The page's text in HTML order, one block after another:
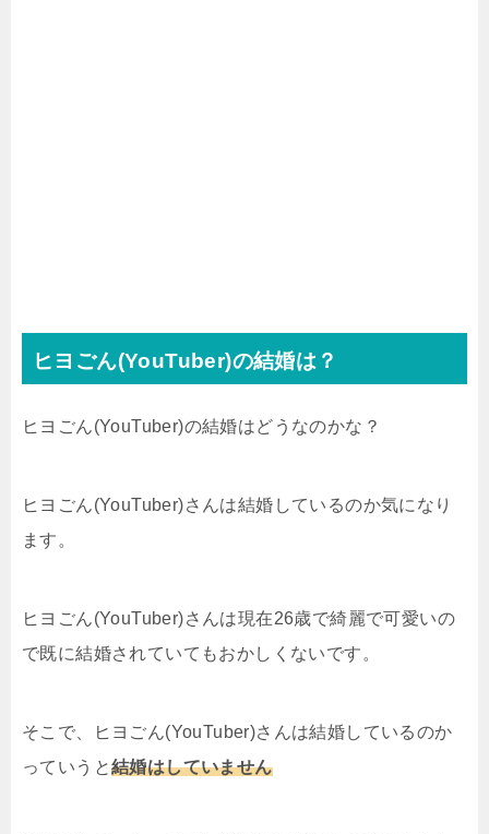
ヒヨごん(YouTuber)の結婚は？
ヒヨごん(YouTuber)の結婚はどうなのかな？
ヒヨごん(YouTuber)さんは結婚しているのか気になり
ます。
ヒヨごん(YouTuber)さんは現在26歳で綺麗で可愛いの
で既に結婚されていてもおかしくないです。
そこで、ヒヨごん(YouTuber)さんは結婚しているのか
っていうと結婚はしていません